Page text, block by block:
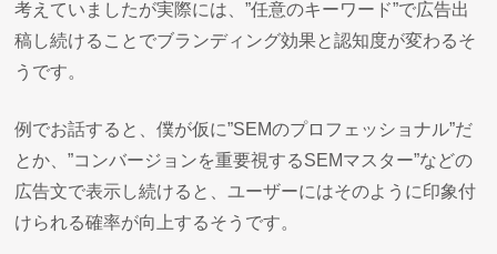
考えていましたが実際には、”任意のキーワード”で広告出
稿し続けることでブランディング効果と認知度が変わるそ
うです。
例でお話すると、僕が仮に”SEMのプロフェッショナル”だ
とか、”コンバージョンを重要視するSEMマスター”などの
広告文で表示し続けると、ユーザーにはそのように印象付
けられる確率が向上するそうです。